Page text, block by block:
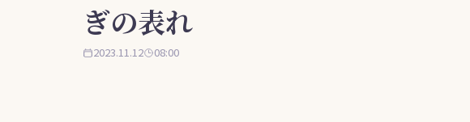
ぎの表れ
2023.11.12 08:00